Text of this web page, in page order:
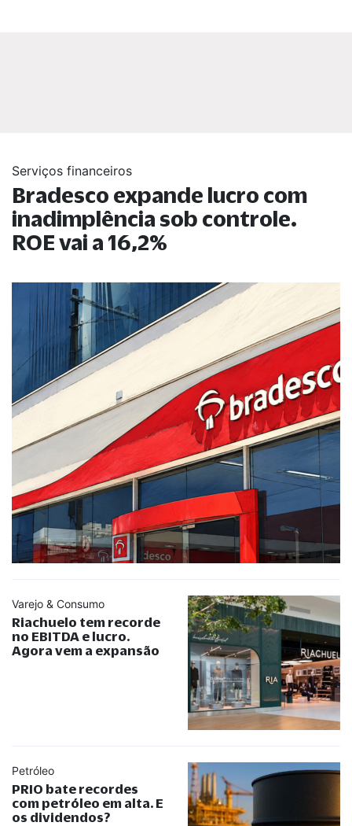
Serviços financeiros
Bradesco expande lucro com
inadimplência sob controle.
ROE vai a 16,2%
Varejo & Consumo
Riachuelo tem recorde
no EBITDA e lucro.
Agora vem a expansão
Petróleo
PRIO bate recordes
com petróleo em alta. E
os dividendos?